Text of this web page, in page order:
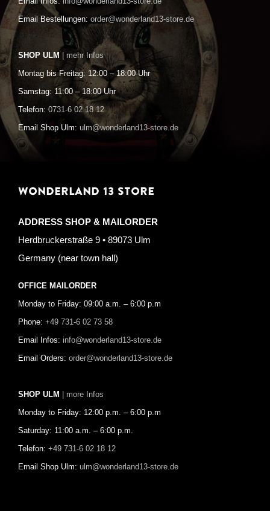
Email Bestellungen: order@wonderland13-store.de
SHOP ULM | mehr Infos
Montag bis Freitag: 12:00 – 18:00 Uhr
Samstag: 11:00 – 18:00 Uhr
Telefon: 0731-6 02 18 12
Email Shop Ulm: ulm@wonderland13-store.de
WONDERLAND 13 STORE
ADDRESS SHOP & MAILORDER
Herdbruckerstraße 9 • 89073 Ulm
Germany (near town hall)
OFFICE MAILORDER
Monday to Friday: 09:00 a.m. – 6:00 p.m
Phone: +49 731-6 02 73 58
Email Infos: info@wonderland13-store.de
Email Orders: order@wonderland13-store.de
SHOP ULM | more Infos
Monday to Friday: 12:00 p.m. – 6:00 p.m
Saturday: 11:00 a.m. – 6:00 p.m.
Telefon: +49 731-6 02 18 12
Email Shop Ulm: ulm@wonderland13-store.de